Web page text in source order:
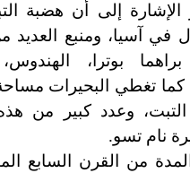
الإشارة إلى أن هضبة
في آسيا، ومنبع العديد
بوترا، الهندوس،
تغطي البحيرات مساحة تبلغ
وعدد كبير من
نام تسو.
من القرن السابع